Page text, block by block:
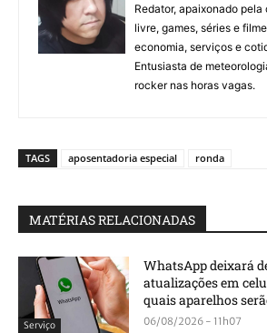
Redator, apaixonado
livre, games, séries e
economia, serviços e
Entusiasta de
rocker nas horas vagas.
TAGS aposentadoria especial ronda
MATÉRIAS RELACIONADAS
Serviço
WhatsApp deixará
atualizações em
quais aparelhos
06/08/2026 - 11h07